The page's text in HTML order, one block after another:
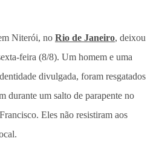
Niterói, no Rio de Janeiro, deixou
feira (8/8). Um homem e uma
divulgada, foram resgatados
durante um salto de parapente no
Eles não resistiram aos